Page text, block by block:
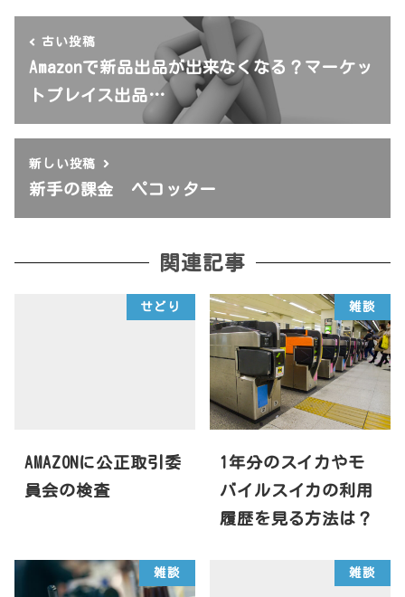
古い投稿
Amazonで新品出品が出来なくなる？マーケッ
トプレイス出品…
新しい投稿
新手の課金 ペコッター
関連記事
せどり
AMAZONに公正取引委
員会の検査
雑談
1年分のスイカやモ
バイルスイカの利用
履歴を見る方法は？
雑談 雑談